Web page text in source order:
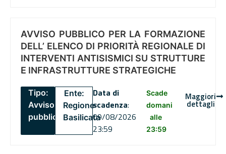
AVVISO PUBBLICO PER LA FORMAZIONE
DELL’ ELENCO DI PRIORITÀ REGIONALE DI
INTERVENTI ANTISISMICI SU STRUTTURE
E INFRASTRUTTURE STRATEGICHE
Tipo:
Avviso
pubblico
Ente:
Regione
Basilicata
Data di
scadenza:
09/08/2026
23:59
Scade
domani
alle
23:59
Maggiori
dettagli